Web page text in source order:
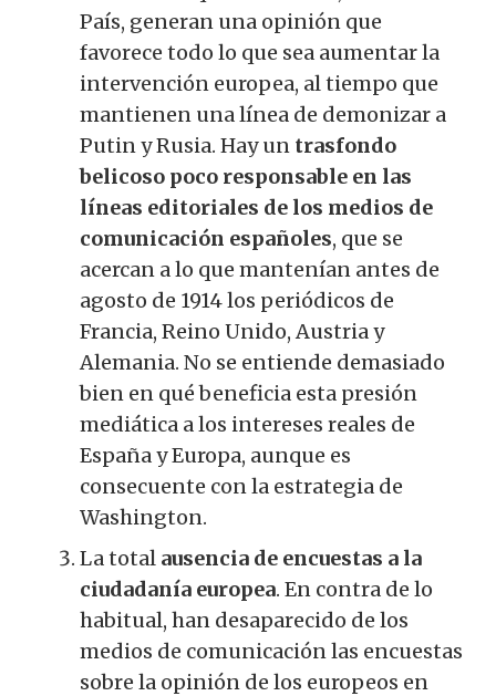
País, generan una opinión que
favorece todo lo que sea aumentar la
intervención europea, al tiempo que
mantienen una línea de demonizar a
Putin y Rusia. Hay un trasfondo
belicoso poco responsable en las
líneas editoriales de los medios de
comunicación españoles, que se
acercan a lo que mantenían antes de
agosto de 1914 los periódicos de
Francia, Reino Unido, Austria y
Alemania. No se entiende demasiado
bien en qué beneficia esta presión
mediática a los intereses reales de
España y Europa, aunque es
consecuente con la estrategia de
Washington.
La total ausencia de encuestas a la
ciudadanía europea. En contra de lo
habitual, han desaparecido de los
medios de comunicación las encuestas
sobre la opinión de los europeos en